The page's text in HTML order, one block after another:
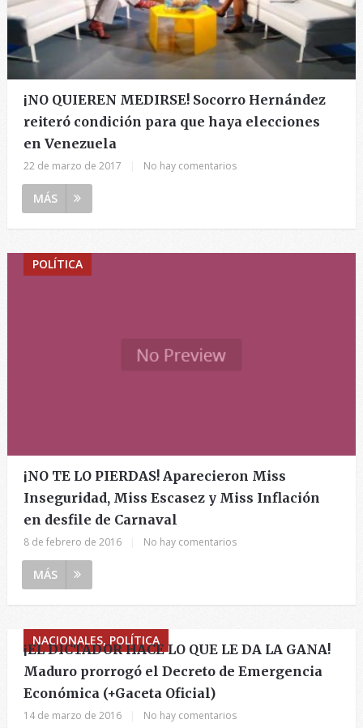
¡NO QUIEREN MEDIRSE! Socorro Hernández
reiteró condición para que haya elecciones
en Venezuela
22 de marzo de 2017 No hay comentarios
MÁS
POLÍTICA
¡NO TE LO PIERDAS! Aparecieron Miss
Inseguridad, Miss Escasez y Miss Inflación
en desfile de Carnaval
8 de febrero de 2016 No hay comentarios
MÁS
NACIONALES, POLÍTICA
¡EL DICTADOR HACE LO QUE LE DA LA GANA!
Maduro prorrogó el Decreto de Emergencia
Económica (+Gaceta Oficial)
14 de marzo de 2016 No hay comentarios